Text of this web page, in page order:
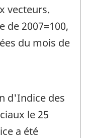
vecteurs.
de 2007=100,
du mois de
d'Indice des
le 25
a été